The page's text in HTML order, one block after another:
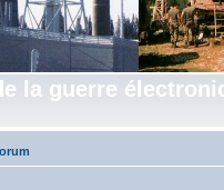
la guerre